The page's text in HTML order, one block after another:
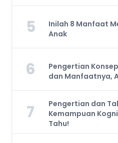
5
Inilah 8 Manfaat
Anak
6
Pengertian
dan Manfaatnya,
7
Pengertian dan
Kemampuan
Tahu!